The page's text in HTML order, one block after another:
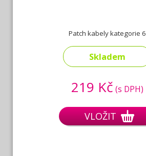
Patch kabely kategorie 6
Skladem
219 Kč (s DPH)
VLOŽIT